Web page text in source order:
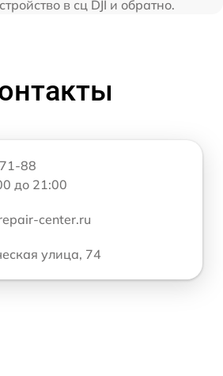
в сц DJI и обратно.
88
до 21:00
center.ru
улица, 74